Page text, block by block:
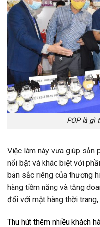
POP là gì
Việc làm này vừa giúp sản
nổi bật và khác biệt với
bản sắc riêng của thương
hàng tiềm năng và tăng
đối với mặt hàng thời
Thu hút thêm nhiều khách